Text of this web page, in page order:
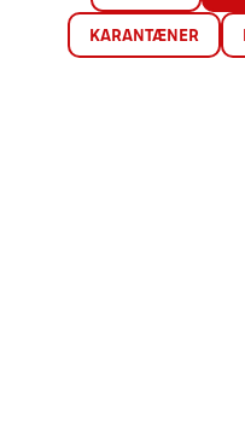
KARANTÆNER